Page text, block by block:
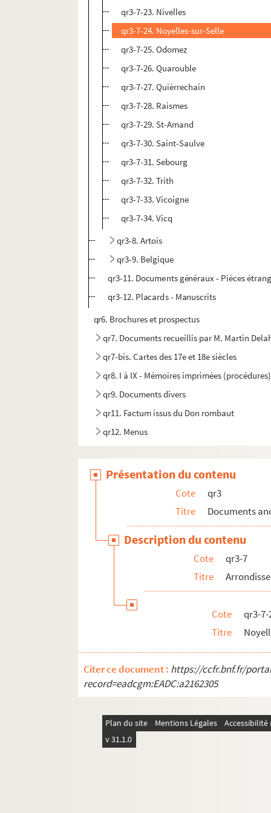
qr3-7-23. Nivelles
qr3-7-24. Noyelles-sur-Selle
qr3-7-25. Odomez
qr3-7-26. Quarouble
qr3-7-27. Quièrrechain
qr3-7-28. Raismes
qr3-7-29. St-Amand
qr3-7-30. Saint-Saulve
qr3-7-31. Sebourg
qr3-7-32. Trith
qr3-7-33. Vicoigne
qr3-7-34. Vicq
qr3-8. Artois
qr3-9. Belgique
qr3-11. Documents généraux - Pièces
qr3-12. Placards - Manuscrits
qr6. Brochures et prospectus
qr7. Documents recueillis par M. Martin
qr7-bis. Cartes des 17e et 18e siècles
qr8. I à IX - Mémoires imprimées
qr9. Documents divers
qr11. Factum issus du Don rombaut
qr12. Menus
qr5. Documentation pour travaux à publier
qr13. Documents Quarré-Reybourbon
qr14. Ouvrages de Quarré-Reybourbon
c64-3. Carton 64-3 : Lithographies de
pf65. Portefeuille 65 : Pièces concernant la
pf66-1. Portefeuille 66-1 : Gravures et
pf66-2. Portefeuille 66 -2 : Photographies
pf66bis. Portefeuille 66 bis : Plans
pf67. Portefeuille 67 : Plans de propriétés
pf68. Portefeuille 68 : Documents relatifs
pf70. Portefeuille 70 : Plans de la ville de
pf80. Portefeuille 80 : Réclames
pf81. Portefeuillet 81 : Affiches, imprimés
pf82. Portefeuille 82 : ohotographies et
pf83. Portefeuille 83 : Pièces concernant le
pf85. Portefeuille 85 : Impressions lilloises,
Présentation du contenu
Cote
qr3
Titre
Documents
Description du contenu
Cote
qr3-7
Titre
Cote
qr3-7-
Titre
Citer ce document : https://ccfr.bnf.fr/
record=eadcgm:EADC:a2162305
Plan du site Mentions Légales
v 31.1.0